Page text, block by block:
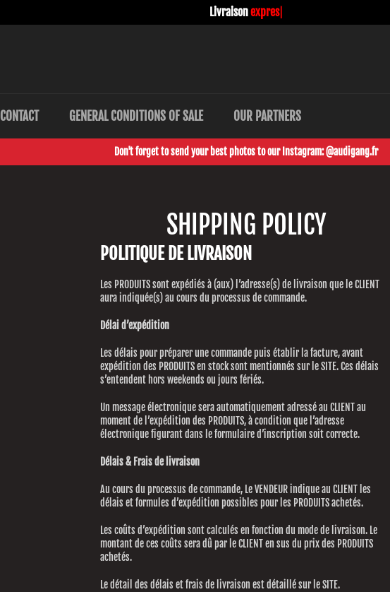
Livraisonexpress !
CONTACT GENERAL CONDITIONS OF SALE OUR PARTNERS
Don't forget to send your best photos to our Instagram: @audigang.fr
SHIPPING POLICY
POLITIQUE DE LIVRAISON
Les PRODUITS sont expédiés à (aux) l’adresse(s) de livraison que le CLIENT
aura indiquée(s) au cours du processus de commande.
Délai d’expédition
Les délais pour préparer une commande puis établir la facture, avant
expédition des PRODUITS en stock sont mentionnés sur le SITE. Ces délais
s’entendent hors weekends ou jours fériés.
Un message électronique sera automatiquement adressé au CLIENT au
moment de l’expédition des PRODUITS, à condition que l’adresse
électronique figurant dans le formulaire d’inscription soit correcte.
Délais & Frais de livraison
Au cours du processus de commande, Le VENDEUR indique au CLIENT les
délais et formules d’expédition possibles pour les PRODUITS achetés.
Les coûts d’expédition sont calculés en fonction du mode de livraison. Le
montant de ces coûts sera dû par le CLIENT en sus du prix des PRODUITS
achetés.
Le détail des délais et frais de livraison est détaillé sur le SITE.